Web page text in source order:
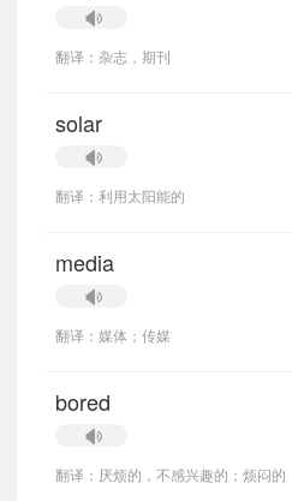
翻译：杂志，期刊
solar
翻译：利用太阳能的
media
翻译：媒体；传媒
bored
翻译：厌烦的，不感兴趣的；烦闷的